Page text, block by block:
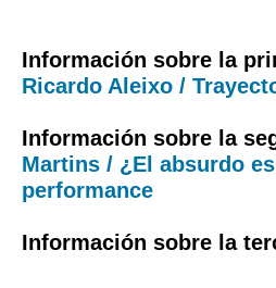
Información sobre la
Ricardo Aleixo /
Información sobre la
Martins / ¿El absurdo
performance
Información sobre la